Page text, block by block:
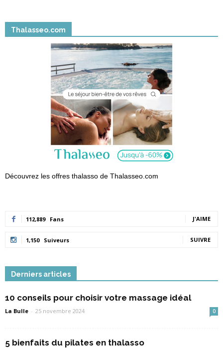
Thalasseo.com
Découvrez les offres thalasso de Thalasseo.com
112,889 Fans J'AIME
1,150 Suiveurs SUIVRE
Derniers articles
10 conseils pour choisir votre massage idéal
La Bulle - 25 novembre 2024 0
5 bienfaits du pilates en thalasso